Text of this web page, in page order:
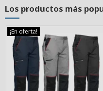
Los productos más
¡En oferta!